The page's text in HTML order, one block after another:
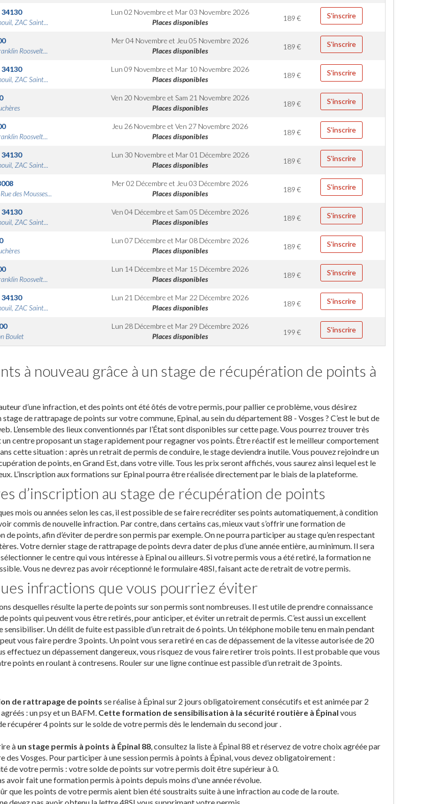
34130
ZAC Saint...
Lun 02 Novembre et Mar 03 Novembre 2026
Places disponibles
189€ S'inscrire
Roosvelt...
Mer 04 Novembre et Jeu 05 Novembre 2026
Places disponibles
189€ S'inscrire
34130
ZAC Saint...
Lun 09 Novembre et Mar 10 Novembre 2026
Places disponibles
189€ S'inscrire
Ven 20 Novembre etSam 21 Novembre 2026
Places disponibles
189€ S'inscrire
Roosvelt...
Jeu 26 Novembre etVen 27 Novembre 2026
Places disponibles
189€ S'inscrire
34130
ZAC Saint...
Lun 30 Novembre et Mar 01 Décembre 2026
Places disponibles
189€ S'inscrire
des Mousses...
Mer 02 Décembre et Jeu 03 Décembre 2026
Places disponibles
189€ S'inscrire
34130
ZAC Saint...
Ven 04 Décembre etSam 05 Décembre 2026
Places disponibles
189€ S'inscrire
Lun 07 Décembre et Mar 08 Décembre 2026
Places disponibles
189€ S'inscrire
Roosvelt...
Lun 14 Décembre et Mar 15 Décembre 2026
Places disponibles
189€ S'inscrire
34130
ZAC Saint...
Lun 21 Décembre et Mar 22 Décembre 2026
Places disponibles
189€ S'inscrire
Boulet
Lun 28 Décembre et Mar 29 Décembre 2026
Places disponibles
199€ S'inscrire
à nouveau grâce à un stage de récupération de points à
d’une infraction, et des points ont été ôtés de votre permis, pour pallier ce problème, vous désirez
de rattrapage de points sur votre commune, Epinal, au sein du département 88 - Vosges ? C’est le but de
L’ensemble des lieux conventionnés par l’État sont disponibles sur cette page. Vous pourrez trouver très
centre proposant un stage rapidement pour regagner vos points. Être réactif est le meilleur comportement
cette situation : après un retrait de permis de conduire, le stage deviendra inutile. Vous pouvez rejoindre un
de points, en Grand Est, dans votre ville. Tous les prix seront affichés, vous saurez ainsi lequel est le
L’inscription aux formations sur Epinal pourra être réalisée directement par le biais de la plateforme.
d’inscription au stage de récupération de points
mois ou années selon les cas, il est possible de se faire recréditer ses points automatiquement, à condition
commis de nouvelle infraction. Par contre, dans certains cas, mieux vaut s’offrir une formation de
de points, afin d’éviter de perdre son permis par exemple. On ne pourra participer au stage qu’en respectant
Votre dernier stage de rattrapage de points devra dater de plus d’une année entière, au minimum. Il sera
le centre qui vous intéresse à Epinal ou ailleurs. Si votre permis vous a été retiré, la formation ne
Vous ne devrez pas avoir réceptionné le formulaire 48SI, faisant acte de retrait de votre permis.
infractions que vous pourriez éviter
desquelles résulte la perte de points sur son permis sont nombreuses. Il est utile de prendre connaissance
points qui peuvent vous être retirés, pour anticiper, et éviter un retrait de permis. C’est aussi un excellent
sensibiliser. Un délit de fuite est passible d’un retrait de 6 points. Un téléphone mobile tenu en main pendant
vous faire perdre 3 points. Un point vous sera retiré en cas de dépassement de la vitesse autorisée de 20
effectuez un dépassement dangereux, vous risquez de vous faire retirer trois points. Il est probable que vous
points en roulant à contresens. Rouler sur une ligne continue est passible d’un retrait de 3 points.
de rattrapage de points se réalise à Épinal sur 2 jours obligatoirement consécutifs et est animée par 2
: un psy et un BAFM. Cette formation de sensibilisation à la sécurité routière à Épinal vous
récupérer 4 points sur le solde de votre permis dès le lendemain du second jour .
à un stage permis à points à Épinal 88, consultez la liste à Épinal 88 et réservez de votre choix agréée par
des Vosges. Pour participer à une session permis à points à Épinal, vous devez obligatoirement :
de votre permis : votre solde de points sur votre permis doit être supérieur à 0.
avoir fait une formation permis à points depuis moins d'une année révolue.
que les points de votre permis aient bien été soustraits suite à une infraction au code de la route.